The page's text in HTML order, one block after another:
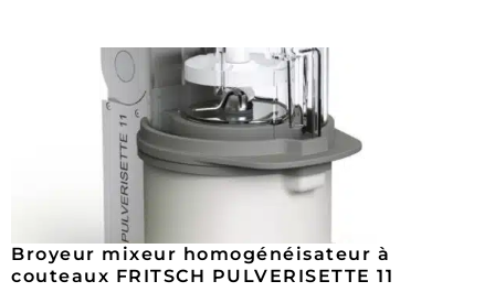
Broyeur mixeur homogénéisateur à
couteaux FRITSCH PULVERISETTE 11